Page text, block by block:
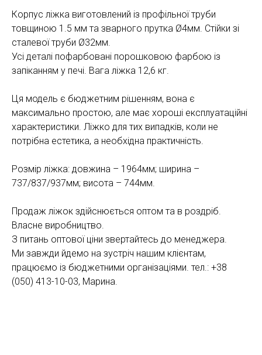
Корпус ліжка виготовлений із профільної труби
товщиною 1.5 мм та зварного прутка Ø4мм. Стійки зі
сталевої труби Ø32мм.
Усі деталі пофарбовані порошковою фарбою із
запіканням у печі. Вага ліжка 12,6 кг.
Ця модель є бюджетним рішенням, вона є
максимально простою, але має хороші експлуатаційні
характеристики. Ліжко для тих випадків, коли не
потрібна естетика, а необхідна практичність.
Розмір ліжка: довжина – 1964мм; ширина –
737/837/937мм; висота – 744мм.
Продаж ліжок здійснюється оптом та в роздріб.
Власне виробництво.
З питань оптової ціни звертайтесь до менеджера.
Ми завжди йдемо на зустріч нашим клієнтам,
працюємо із бюджетними організаціями. тел.: +38
(050) 413-10-03, Марина.